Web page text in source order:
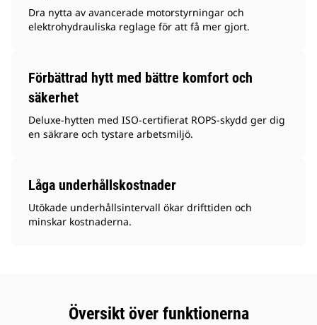
Dra nytta av avancerade motorstyrningar och
elektrohydrauliska reglage för att få mer gjort.
Förbättrad hytt med bättre komfort och
säkerhet
Deluxe-hytten med ISO-certifierat ROPS-skydd ger dig
en säkrare och tystare arbetsmiljö.
Låga underhållskostnader
Utökade underhållsintervall ökar drifttiden och
minskar kostnaderna.
Översikt över funktionerna